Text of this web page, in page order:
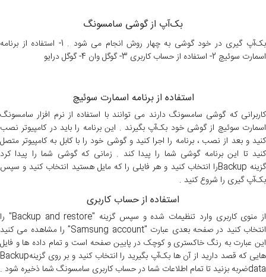
بک‌آپ از گوشی سامسونگ
بک‌آپ گیری در خود گوشی به چهار روش انجام می شود . 1- استفاده از برنامه
اسمارت سوئیچ 2- استفاده از حساب کاربری 3- گوگل وان 4- گوگل درایو
استفاده از برنامه اسمارت سوئیچ
کاربرانی که گوشی سامسونگ دارند می توانند با استفاده از نرم افزار سامسونگ
اسمارت سوئیچ از گوشی خود بک‌آپ بگیرند . این برنامه را باید در کامپیوتر نصب
کنید و بعد از نصب ، برنامه را اجرا کنید و گوشی خود را با کابل به کامپیوتر متصل
کنید تا این برنامه گوشی شما را پیدا کند . زمانی که گوشی شما را پیدا کرد
گزینه Backupرا انتخاب کنید و هر فایلی را که مایل هستید انتخاب کنید و سپس
بک‌آپ گیری را شروع کنید .
استفاده از حساب کاربری
از منوی کاربری وارد تنظیمات شده و سپس گزینه "Backup and restore" را
انتخاب کنید در صفحه بعدی عبارت "Samsung account" را مشاهده می کنید
این عبارت به رنگ خاکستری و کوچک در پایین صفحه است و تمام داده ها و فایل
هایی که قصد دارید از آن ها بک‌آپ بگیرید را انتخاب کنید و بر روی گزینهBackup
dataضربه بزنید تا تمام اطلاعات شما در حساب کاربری سامسونگ شما ذخیره شود .